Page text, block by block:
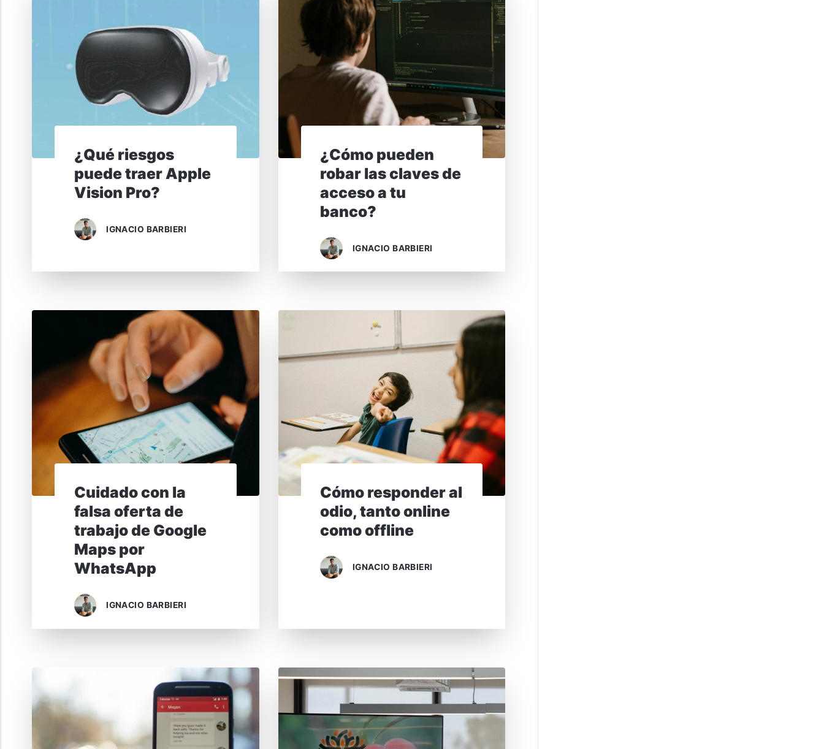
¿Qué riesgos
puede traer Apple
Vision Pro?
IGNACIO BARBIERI
¿Cómo pueden
robar las claves de
acceso a tu
banco?
IGNACIO BARBIERI
Cuidado con la
falsa oferta de
trabajo de Google
Maps por
WhatsApp
IGNACIO BARBIERI
Cómo responder al
odio, tanto online
como offline
IGNACIO BARBIERI